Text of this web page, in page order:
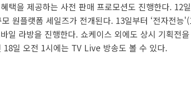
택을 제공하는 사전 판매 프로모션도 진행한다. 12
원플랫폼 세일즈가 전개된다. 13일부터 ‘전자전능
일 라방을 진행한다. 쇼케이스 외에도 상시 기획전
일 오전 1시에는 TV Live 방송도 볼 수 있다.